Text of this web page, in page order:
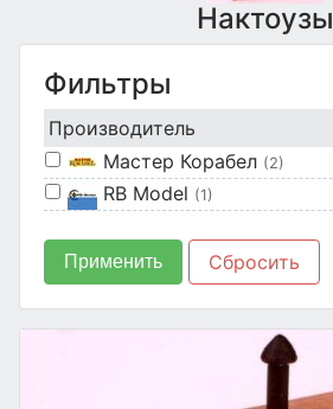
Нактоузы
Фильтры
Производитель
Мастер Корабел (2)
RB Model (1)
Применить Сбросить